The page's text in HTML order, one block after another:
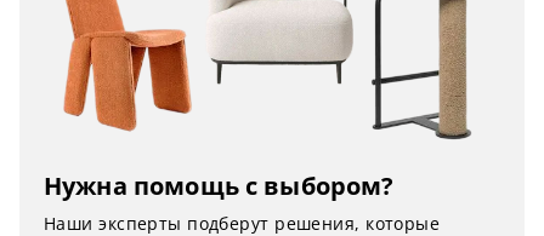
Нужна помощь с выбором?
Наши эксперты подберут решения, которые